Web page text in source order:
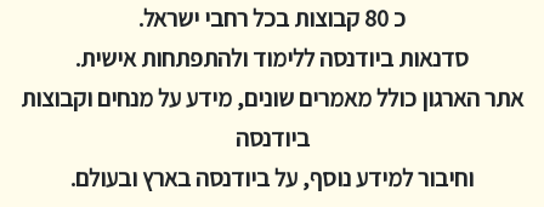
כ 80 קבוצות בכל רחבי ישראל.
סדנאות ביודנסה ללימוד ולהתפתחות אישית.
אתר הארגון כולל מאמרים שונים, מידע על מנחים וקבוצות
ביודנסה
וחיבור למידע נוסף, על ביודנסה בארץ ובעולם.